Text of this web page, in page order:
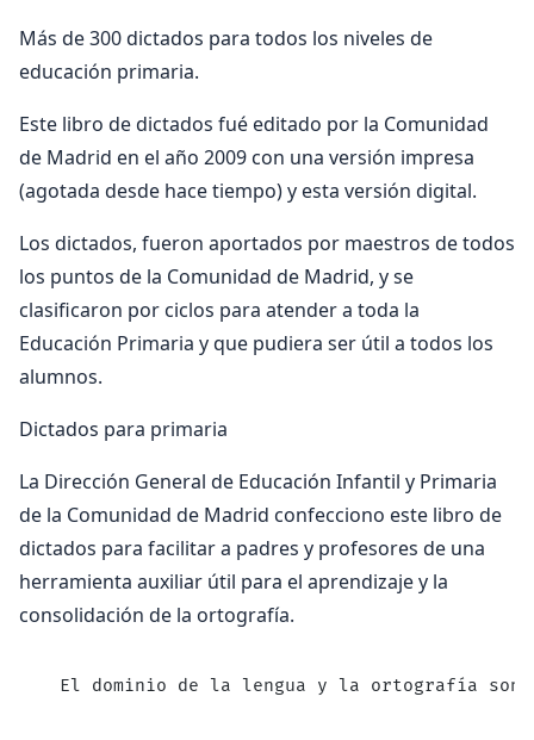
Más de 300 dictados para todos los niveles de
educación primaria.
Este libro de dictados fué editado por la Comunidad
de Madrid en el año 2009 con una versión impresa
(agotada desde hace tiempo) y esta versión digital.
Los dictados, fueron aportados por maestros de todos
los puntos de la Comunidad de Madrid, y se
clasificaron por ciclos para atender a toda la
Educación Primaria y que pudiera ser útil a todos los
alumnos.
Dictados para primaria
La Dirección General de Educación Infantil y Primaria
de la Comunidad de Madrid confecciono este libro de
dictados para facilitar a padres y profesores de una
herramienta auxiliar útil para el aprendizaje y la
consolidación de la ortografía.
El dominio de la lengua y la ortografía